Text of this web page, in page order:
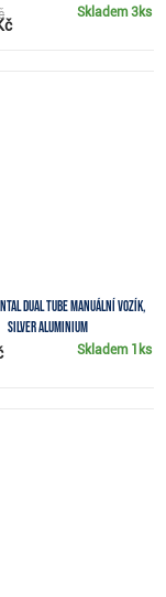
Skladem3ks
Dual Tube manuální vozík,
silver aluminium
Skladem 1ks